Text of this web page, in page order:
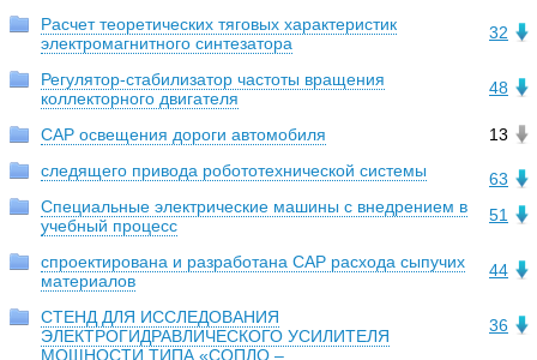
32
Расчет теоретических тяговых характеристик
электромагнитного синтезатора
48
Регулятор-стабилизатор частоты вращения
коллекторного двигателя
13
САР освещения дороги автомобиля
63
следящего привода робототехнической системы
51
Специальные электрические машины с внедрением в
учебный процесс
44
спроектирована и разработана САР расхода сыпучих
материалов
36
СТЕНД ДЛЯ ИССЛЕДОВАНИЯ
ЭЛЕКТРОГИДРАВЛИЧЕСКОГО УСИЛИТЕЛЯ
МОЩНОСТИ ТИПА «СОПЛО –